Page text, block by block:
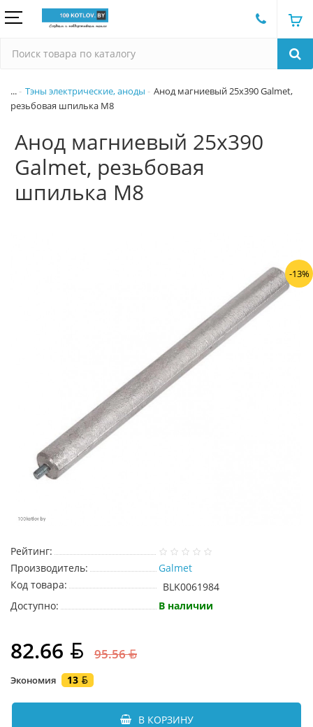
... Тэны электрические, аноды
Анод магниевый 25x390 Galmet,
резьбовая шпилька М8
Анод магниевый 25x390
Galmet, резьбовая
шпилька М8
-13%
Рейтинг:
Производитель:
Galmet
Код товара:
BLK0061984
Доступно:
В наличии
82.66 95.56
Экономия 13
В КОРЗИНУ